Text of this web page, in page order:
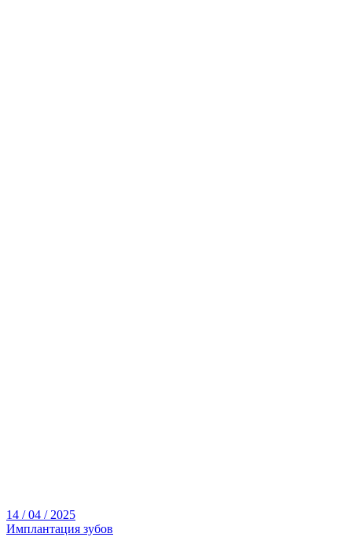
14 / 04 / 2025
Имплантация зубов